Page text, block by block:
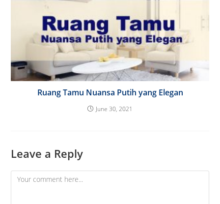
Ruang Tamu Nuansa Putih yang Elegan
June 30, 2021
Leave a Reply
Comment